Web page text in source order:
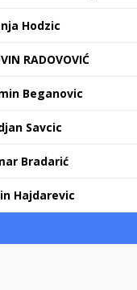
Hodzic
RADOVOVIĆ
Beganovic
Savcic
Bradarić
Hajdarevic